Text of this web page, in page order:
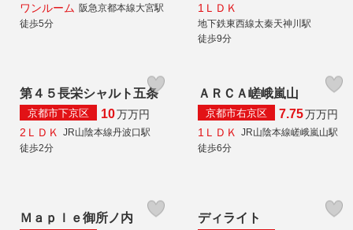
ワンルーム 阪急京都本線大宮駅
徒歩5分
1ＬＤＫ
地下鉄東西線太秦天神川駅
徒歩9分
第４５長栄シャルト五条
京都市下京区 10万万円
2ＬＤＫ
JR山陰本線丹波口駅
徒歩2分
ＡＲＣＡ嵯峨嵐山
京都市右京区 7.75万万円
1ＬＤＫ
JR山陰本線嵯峨嵐山駅
徒歩6分
Ｍａｐｌｅ御所ノ内 ディライト